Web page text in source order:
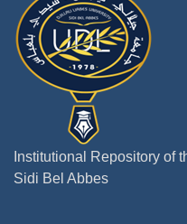
Institutional Repository of
Sidi Bel Abbes